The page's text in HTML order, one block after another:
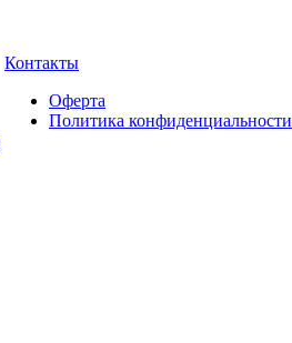
Контакты
Оферта
Политика конфиденциальности